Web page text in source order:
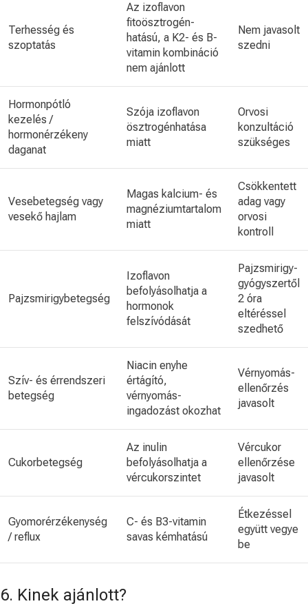
Terhesség és
szoptatás
Az izoflavon
fitoösztrogén-
hatású, a K2- és B-
vitamin kombináció
nem ajánlott
Nem javasolt
szedni
Hormonpótló
kezelés /
hormonérzékeny
daganat
Szója izoflavon
ösztrogénhatása
miatt
Orvosi
konzultáció
szükséges
Vesebetegség vagy
vesekő hajlam
Magas kalcium- és
magnéziumtartalom
miatt
Csökkentett
adag vagy
orvosi
kontroll
Pajzsmirigybetegség
Izoflavon
befolyásolhatja a
hormonok
felszívódását
Pajzsmirigy-
gyógyszertől
2 óra
eltéréssel
szedhető
Szív- és érrendszeri
betegség
Niacin enyhe
értágító,
vérnyomás-
ingadozást okozhat
Vérnyomás-
ellenőrzés
javasolt
Cukorbetegség
Az inulin
befolyásolhatja a
vércukorszintet
Vércukor
ellenőrzése
javasolt
Gyomorérzékenység
/ reflux
C- és B3-vitamin
savas kémhatású
Étkezéssel
együtt vegye
be
6. Kinek ajánlott?